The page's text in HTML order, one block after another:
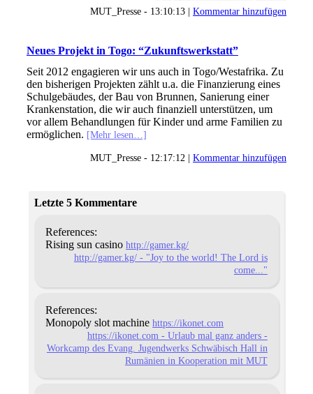
MUT_Presse - 13:10:13 |Kommentar hinzufügen
Neues Projekt in Togo: “Zukunftswerkstatt”
Seit 2012 engagieren wir uns auch in Togo/Westafrika. Zu
den bisherigen Projekten zählt u.a. die Finanzierung eines
Schulgebäudes, der Bau von Brunnen, Sanierung einer
Krankenstation, die wir auch finanziell unterstützen, um
vor allem Behandlungen für Kinder und arme Familien zu
ermöglichen. [Mehr lesen…]
MUT_Presse - 12:17:12 |Kommentar hinzufügen
Letzte 5 Kommentare
References:
Rising sun casinohttp://gamer.kg/
http://gamer.kg/ - "Joy to the world! The Lord is
come..."
References:
Monopoly slot machinehttps://ikonet.com
https://ikonet.com - Urlaub mal ganz anders -
Workcamp des Evang. Jugendwerks Schwäbisch Hall in
Rumänien in Kooperation mit MUT